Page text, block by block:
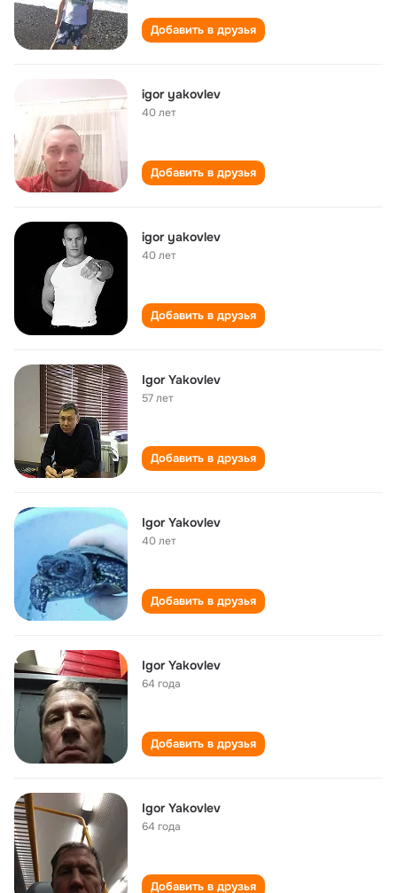
Добавить в друзья
igor yakovlev
40 лет
Добавить в друзья
igor yakovlev
40 лет
Добавить в друзья
Igor Yakovlev
57 лет
Добавить в друзья
Igor Yakovlev
40 лет
Добавить в друзья
Igor Yakovlev
64 года
Добавить в друзья
Igor Yakovlev
64 года
Добавить в друзья